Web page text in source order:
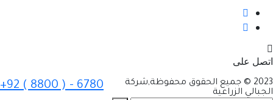
اتصل على
+92 ( 8800 ) - 6780
2023 © جميع الحقوق محفوظة,شركة
الجبالي الزراعية